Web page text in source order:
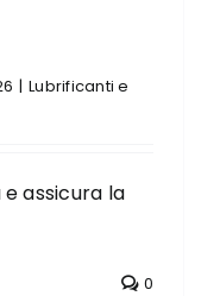
| Lubrificanti e
e assicura la
0